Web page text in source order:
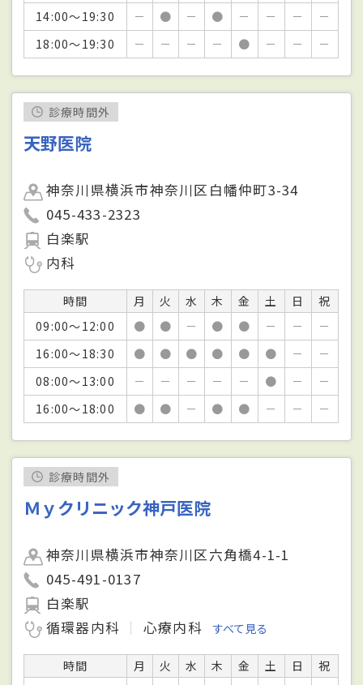
14:00～19:30
－ ● － ● － － －
－
18:00～19:30
－ － － － ● － － －
診療時間外
天野医院
神奈川県横浜市神奈川区白幡仲町3-34
045-433-2323
白楽駅
内科
時間 月 火 水 木 金 土 日
祝
09:00～12:00
● ● － ● ● － －
－
16:00～18:30
● ● ● ● ● ● －
－
08:00～13:00
－ － － － － ● －
－
16:00～18:00
● ● － ● ● － － －
診療時間外
Ｍｙクリニック神戸医院
神奈川県横浜市神奈川区六角橋4-1-1
045-491-0137
白楽駅
循環器内科
心療内科 すべて見る
時間 月 火 水 木 金 土 日
祝